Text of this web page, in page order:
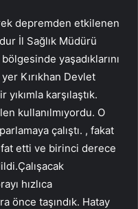
depremden etkilenen
İl Sağlık Müdürü
yaşadıklarını
Kırıkhan Devlet
karşılaştık.
kullanılmıyordu. O
çalıştı. , fakat
etti ve birinci derece
hızlıca
önce taşındık. Hatay